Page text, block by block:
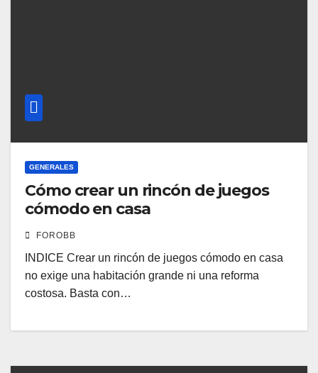
GENERALES
Cómo crear un rincón de juegos
cómodo en casa
FOROBB
INDICE Crear un rincón de juegos cómodo en casa
no exige una habitación grande ni una reforma
costosa. Basta con…